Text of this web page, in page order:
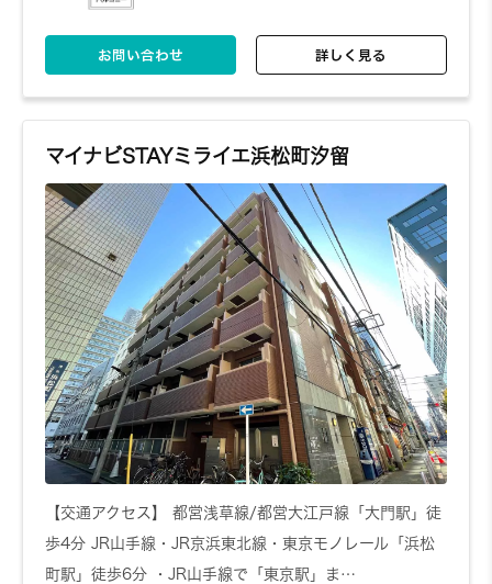
お問い合わせ 詳しく見る
マイナビSTAYミライエ浜松町汐留
【交通アクセス】 都営浅草線/都営大江戸線「大門駅」徒
歩4分 JR山手線・JR京浜東北線・東京モノレール「浜松
町駅」徒歩6分 ・JR山手線で「東京駅」ま…